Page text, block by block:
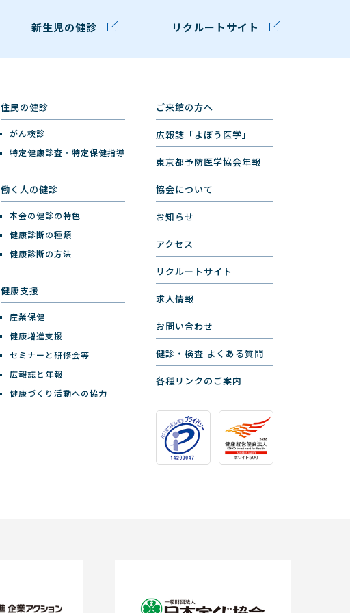
新生児の健診 リクルートサイト
住民の健診
がん検診
特定健康診査・特定保健指導
働く人の健診
本会の健診の特色
健康診断の種類
健康診断の方法
健康支援
産業保健
健康増進支援
セミナーと研修会等
広報誌と年報
健康づくり活動への協力
ご来館の方へ
広報誌「よぼう医学」
東京都予防医学協会年報
協会について
お知らせ
アクセス
リクルートサイト
求人情報
お問い合わせ
健診・検査 よくある質問
各種リンクのご案内